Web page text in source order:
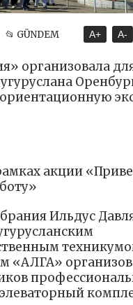
📂 GÜNDEM A+ A-
организовала
акции
Ильдус
«АЛГА»